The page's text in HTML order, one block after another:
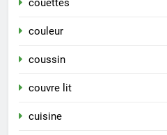
couettes
couleur
coussin
couvre lit
cuisine